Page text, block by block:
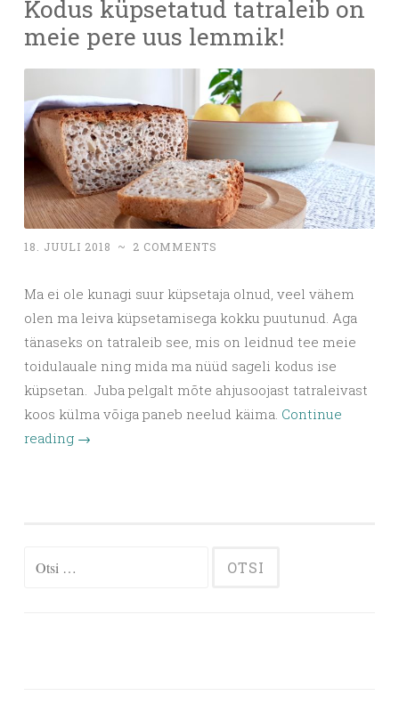
Kodus küpsetatud tatraleib on
meie pere uus lemmik!
18. JUULI 2018 ~ 2 COMMENTS
Ma ei ole kunagi suur küpsetaja olnud, veel vähem
olen ma leiva küpsetamisega kokku puutunud. Aga
tänaseks on tatraleib see, mis on leidnud tee meie
toidulauale ning mida ma nüüd sageli kodus ise
küpsetan. Juba pelgalt mõte ahjusoojast tatraleivast
koos külma võiga paneb neelud käima. Continue
reading →